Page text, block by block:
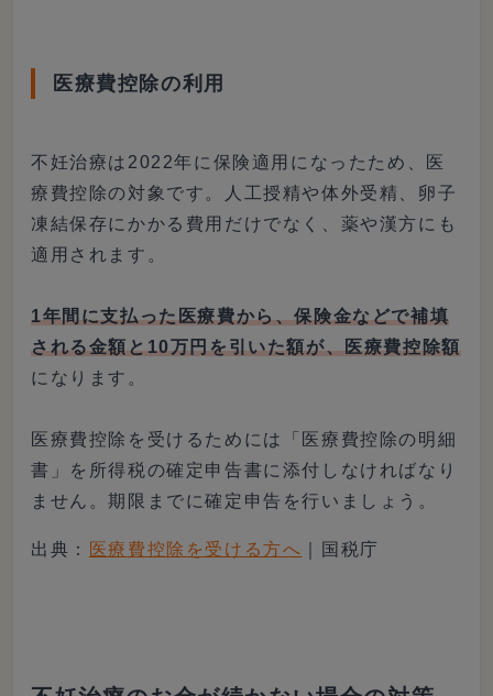
医療費控除の利用
不妊治療は2022年に保険適用になったため、医
療費控除の対象です。人工授精や体外受精、卵子
凍結保存にかかる費用だけでなく、薬や漢方にも
適用されます。
1年間に支払った医療費から、保険金などで補填
される金額と10万円を引いた額が、医療費控除額
になります。
医療費控除を受けるためには「医療費控除の明細
書」を所得税の確定申告書に添付しなければなり
ません。期限までに確定申告を行いましょう。
出典： 医療費控除を受ける方へ ｜国税庁